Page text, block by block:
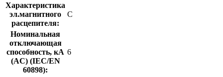
Характеристика
эл.магнитного
расцепителя:
C
Номинальная
отключающая
способность, кA
(AC) (IEC/EN
60898):
6